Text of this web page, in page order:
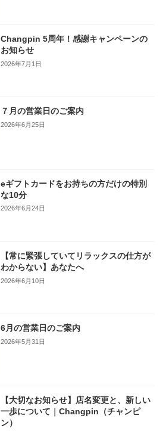
Changpin 5周年！感謝キャンペーンの
お知らせ
2026年7月1日
７月の営業日のご案内
2026年6月25日
eギフトカードをお持ちの方だけの特別
な10分
2026年6月24日
【常に緊張していてリラックスの仕方が
わからない】あなたへ
2026年6月10日
6月の営業日のご案内
2026年5月31日
【大切なお知らせ】店名変更と、新しい
一歩について｜Changpin（チャンピ
ン）